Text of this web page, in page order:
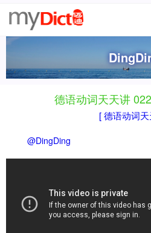
德语动词天天讲
[ 德语动词
@DingDing